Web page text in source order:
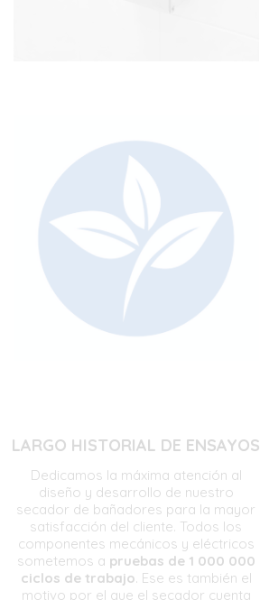
LARGO HISTORIAL DE ENSAYOS
Dedicamos la máxima atención al
diseño y desarrollo de nuestro
secador de bañadores para la mayor
satisfacción del cliente. Todos los
componentes mecánicos y eléctricos
sometemos a pruebas de 1 000 000
ciclos de trabajo. Ese es también el
motivo por el que el secador cuenta